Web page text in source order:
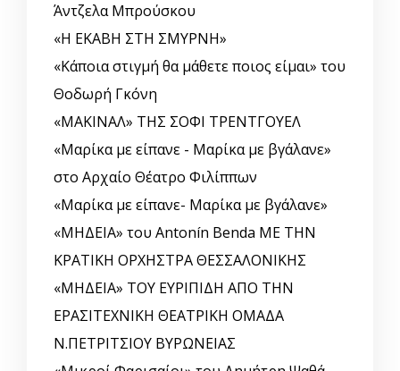
Άντζελα Μπρούσκου
«Η ΕΚΑΒΗ ΣΤΗ ΣΜΥΡΝΗ»
«Κάποια στιγμή θα μάθετε ποιος είμαι» του
Θοδωρή Γκόνη
«ΜΑΚΙΝΑΛ» ΤΗΣ ΣΟΦΙ ΤΡΕΝΤΓΟΥΕΛ
«Μαρίκα με είπανε - Μαρίκα με βγάλανε»
στο Αρχαίο Θέατρο Φιλίππων
«Μαρίκα με είπανε- Μαρίκα με βγάλανε»
«ΜΗΔΕΙΑ» του Antonín Benda ΜΕ ΤΗΝ
ΚΡΑΤΙΚΗ ΟΡΧΗΣΤΡΑ ΘΕΣΣΑΛΟΝΙΚΗΣ
«ΜΗΔΕΙΑ» ΤΟΥ ΕΥΡΙΠΙΔΗ ΑΠΟ ΤΗΝ
ΕΡΑΣΙΤΕΧΝΙΚΗ ΘΕΑΤΡΙΚΗ ΟΜΑΔΑ
Ν.ΠΕΤΡΙΤΣΙΟΥ ΒΥΡΩΝΕΙΑΣ